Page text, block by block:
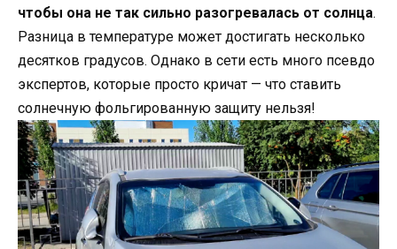
чтобы она не так сильно разогревалась от солнца.
Разница в температуре может достигать несколько
десятков градусов. Однако в сети есть много псевдо
экспертов, которые просто кричат — что ставить
солнечную фольгированную защиту нельзя!